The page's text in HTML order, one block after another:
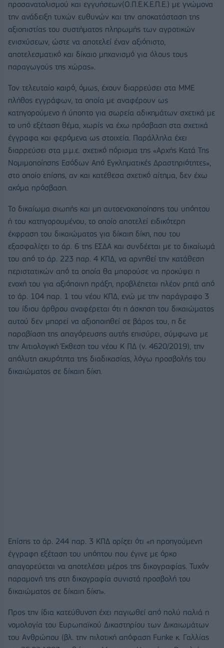
προσανατολισμού και εγγυήσεων(Ο.Π.Ε.Κ.Ε.Π.Ε.) με γνώμονα
την ανάδειξη τυχών ευθυνών και την αποκατάσταση της
αξιοπιστίας του συστήματος πληρωμής των αγροτικών
ενισχύσεων, ώστε να αποτελεί έναν αξιόπιστο,
αποτελεσματικό και δίκαιο μηχανισμό για όλους τους
παραγωγούς της χώρας».
Τον τελευταίο καιρό, όμως, έχουν διαρρεύσει στα ΜΜΕ
πλήθος εγγράφων, τα οποία με αναφέρουν ως
κατηγορούμενο ή ύποπτο για σωρεία αδικημάτων σχετικά με
το υπό εξέταση θέμα, χωρίς να έχω πρόσβαση στα σχετικά
έγγραφα και φερόμενα ως στοιχεία. Παράλληλα έχει
διαρρεύσει στα μ.μ.ε. σχετικό πόρισμα της «Αρχής Κατά Της
Νομιμοποίησης Εσόδων Από Εγκληματικές Δραστηριότητες»,
στο οποίο επίσης, αν και κατέθεσα σχετικό αίτημα, δεν έχω
ακόμα πρόσβαση.
Το δικαίωμα σιωπής και μη αυτοενοχοποίησης του υπόπτου
ή του κατηγορουμένου, το οποίο αποτελεί ειδικότερη
έκφραση του δικαιώματος για δίκαιη δίκη, που του
εξασφαλίζει το άρ. 6 της ΕΣΔΑ και συνδέεται με το δικαίωμά
του από το άρ. 223 παρ. 4 ΚΠΔ, να αρνηθεί την κατάθεση
περιστατικών από τα οποία θα μπορούσε να προκύψει η
ενοχή του για αξιόποινη πράξη, προβλέπεται πλέον ρητά από
το άρ. 104 παρ. 1 του νέου ΚΠΔ, ενώ με την παράγραφο 3
του ίδιου άρθρου αναφέρεται ότι η άσκηση του δικαιώματος
αυτού δεν μπορεί να αξιοποιηθεί σε βάρος του, η δε
παραβίαση της απαγόρευσης αυτής επισύρει, σύμφωνα με
την Αιτιολογική Έκθεση του νέου Κ ΠΔ (v. 4620/2019), την
απόλυτη ακυρότητα της διαδικασίας, λόγω προσβολής του
δικαιώματος σε δίκαιη δίκη.
Επίσης το άρ. 244 παρ. 3 ΚΠΔ ορίζει ότι «η προηγούμενη
έγγραφη εξέταση του υπόπτου που έγινε με όρκο
απαγορεύεται να αποτελέσει μέρος της δικογραφίας. Τυχόν
παραμονή της στη δικογραφία συνιστά προσβολή του
δικαιώματος σε δίκαιη δίκη».
Προς την ίδια κατεύθυνση έχει παγιωθεί από πολύ παλιά η
νομολογία του Ευρωπαϊκού Δικαστηρίου των Δικαιωμάτων
του Ανθρώπου (βλ. την πιλοτική απόφαση Funke κ. Γαλλίας